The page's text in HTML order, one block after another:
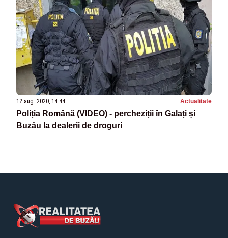
12 aug. 2020, 14:44 Actualitate
Poliția Română (VIDEO) - percheziții în Galați și
Buzău la dealerii de droguri